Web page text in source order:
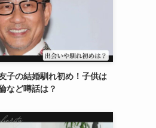
子の結婚馴れ初め！子供は
など噂話は？